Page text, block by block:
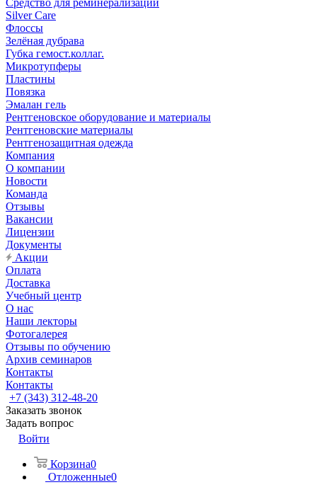
Средство для реминерализации
Silver Care
Флоссы
Зелёная дубрава
Губка гемост.коллаг.
Микротупферы
Пластины
Повязка
Эмалан гель
Рентгеновское оборудование и материалы
Рентгеновские материалы
Рентгенозащитная одежда
Компания
О компании
Новости
Команда
Отзывы
Вакансии
Лицензии
Документы
Акции
Оплата
Доставка
Учебный центр
О нас
Наши лекторы
Фотогалерея
Отзывы по обучению
Архив семинаров
Контакты
Контакты
+7 (343) 312-48-20
Заказать звонок
Задать вопрос
Войти
Корзина0
Отложенные0